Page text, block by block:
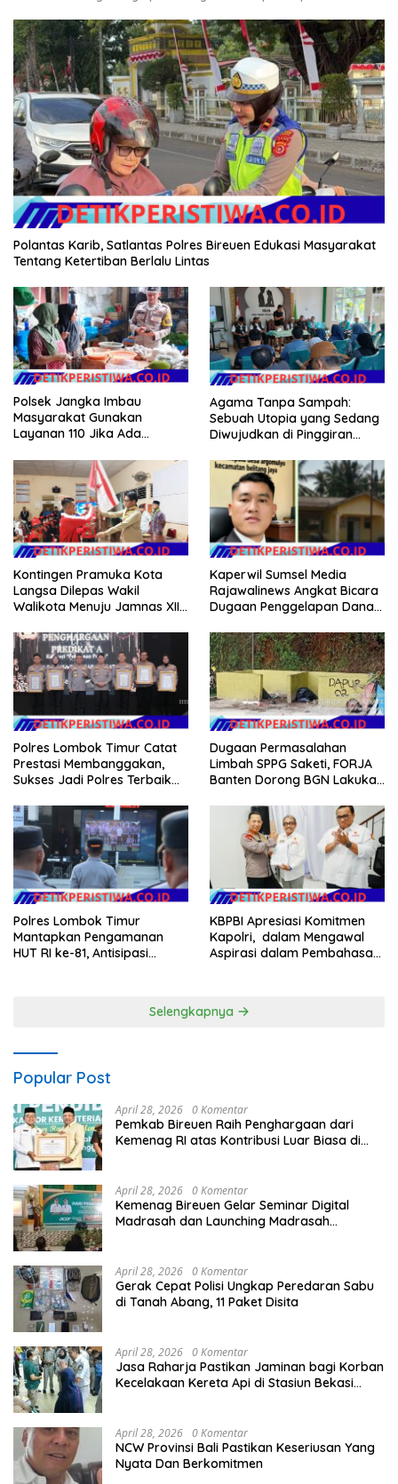
Polantas Karib, Satlantas Polres Bireuen Edukasi Masyarakat
Tentang Ketertiban Berlalu Lintas
Polsek Jangka Imbau
Masyarakat Gunakan
Layanan 110 Jika Ada
Agama Tanpa Sampah:
Sebuah Utopia yang Sedang
Diwujudkan di Pinggiran
Kontingen Pramuka Kota
Langsa Dilepas Wakil
Walikota Menuju Jamnas XII
Kaperwil Sumsel Media
Rajawalinews Angkat Bicara
Dugaan Penggelapan Dana
Argomulyo Belitang Jaya
Hilang 3 Bulan Bawa
Anggaran Pembangunan
Polres Lombok Timur Catat
Prestasi Membanggakan,
Sukses Jadi Polres Terbaik
NTB
Dugaan Permasalahan
Limbah SPPG Saketi, FORJA
Banten Dorong BGN Lakukan
Polres Lombok Timur
Mantapkan Pengamanan
HUT RI ke-81, Antisipasi
KBPBI Apresiasi Komitmen
Kapolri, dalam Mengawal
Aspirasi dalam Pembahasan
Selengkapnya
Popular Post
April 28, 2026 0 Komentar
Pemkab Bireuen Raih Penghargaan dari
Kemenag RI atas Kontribusi Luar Biasa di
April 28, 2026 0 Komentar
Kemenag Bireuen Gelar Seminar Digital
Madrasah dan Launching Madrasah
April 28, 2026 0 Komentar
Gerak Cepat Polisi Ungkap Peredaran Sabu
di Tanah Abang, 11 Paket Disita
April 28, 2026 0 Komentar
Jasa Raharja Pastikan Jaminan bagi Korban
Kecelakaan Kereta Api di Stasiun Bekasi
April 28, 2026 0 Komentar
NCW Provinsi Bali Pastikan Keseriusan Yang
Nyata Dan Berkomitmen